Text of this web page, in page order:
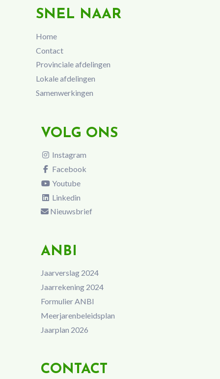
SNEL NAAR
Home
Contact
Provinciale afdelingen
Lokale afdelingen
Samenwerkingen
VOLG ONS
Instagram
Facebook
Youtube
Linkedin
Nieuwsbrief
ANBI
Jaarverslag 2024
Jaarrekening 2024
Formulier ANBI
Meerjarenbeleidsplan
Jaarplan 2026
CONTACT